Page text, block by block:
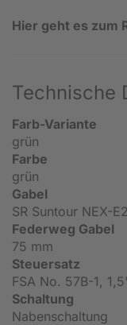
Hier geht es zum
Technische
Farb-Variante
grün
Farbe
grün
Gabel
SR Suntour NEX-
Federweg Gabel
75 mm
Steuersatz
FSA No. 57B-1,
Schaltung
Nabenschaltung